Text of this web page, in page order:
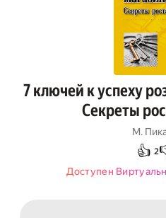
7 ключей к успеху
Секреты
М.
👍 2
Доступен